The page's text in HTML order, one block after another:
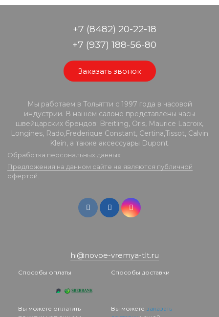
+7 (8482) 20-22-18
+7 (937) 188-56-80
Заказать звонок
Мы работаем в Тольятти с 1997 года в часовой
индустрии. В нашем салоне представлены часы
швейцарских брендов: Breitling, Oris, Maurice Lacroix,
Longines, Rado,Frederique Constant, Certina,Tissot, Calvin
Klein, а также аксессуары Dupont.
Обработка персональных данных
Предложения на данном сайте не являются публичной
офертой.
hi@novoe-vremya-tlt.ru
Способы оплаты
Вы можете оплатить
Способы доставки
Вы можете заказать